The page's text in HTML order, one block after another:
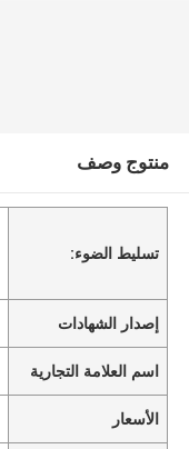
منتوج وصف
تسليط الضوء:
إصدار الشهادات
اسم العلامة التجارية
الأسعار